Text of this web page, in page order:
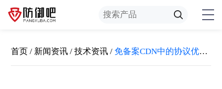
首页 / 新闻资讯 /技术资讯 /免备案CDN中的协议优化与性能提升